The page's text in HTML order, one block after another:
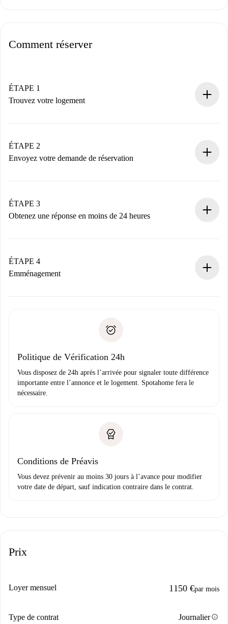
Comment réserver
ÉTAPE 1
Trouvez votre logement
Vous disposez à l’avance de toutes les informations
nécessaires.
ÉTAPE 2
Envoyez votre demande de réservation
Nous ne vous facturerons rien tant que le propriétaire
n’aura pas accepté.
ÉTAPE 3
Obtenez une réponse en moins de 24 heures
contact avec le propriétaire.
Si refusé : aucun prélèvement et nous vous proposerons
Justificatif de solvabilité
ÉTAPE 4
Emménagement
uniquement si aucun problème n'est signalé.
Politique de Vérification 24h
Vous disposez de 24h après l’arrivée pour signaler toute différence
importante entre l’annonce et le logement. Spotahome fera le
nécessaire.
Conditions de Préavis
Vous devez prévenir au moins 30 jours à l’avance pour modifier
votre date de départ, sauf indication contraire dans le contrat.
Prix
Loyer mensuel 1150 €par mois
Type de contrat Journalierinfo